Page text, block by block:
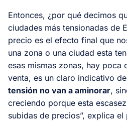
Entonces, ¿por qué decimos
ciudades más tensionadas de
precio es el efecto final que
una zona o una ciudad esta
esas mismas zonas, hay poca
venta, es un claro indicativo
tensión no van a aminorar,
creciendo porque esta
subidas de precios”, explica